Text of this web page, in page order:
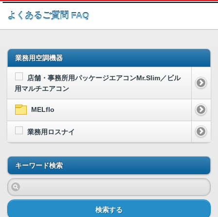
このページの本文へ
よくあるご質問 FAQ
業務用空調機器
店舗・事務所用パッケージエアコンMr.Slim／ビル
用マルチエアコン
MELflo
業務用ロスナイ
キーワード検索
検索する